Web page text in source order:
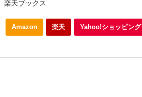
楽天ブックス
Amazon 楽天 Yahoo!ショッピング